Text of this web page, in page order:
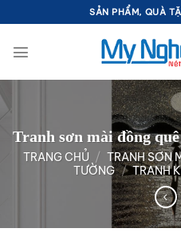
qua
nội
SẢN PHẨM, QUÀ
Tranh sơn mài đồng
TRANG CHỦ / TRANH SƠN
TƯỜNG / TRANH